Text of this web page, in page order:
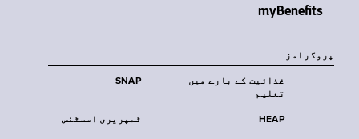
myBenefits
پروگرامز
SNAP
غذائیت کے بارے میں
تعلیم
ٹمپریری اسسٹنس HEAP